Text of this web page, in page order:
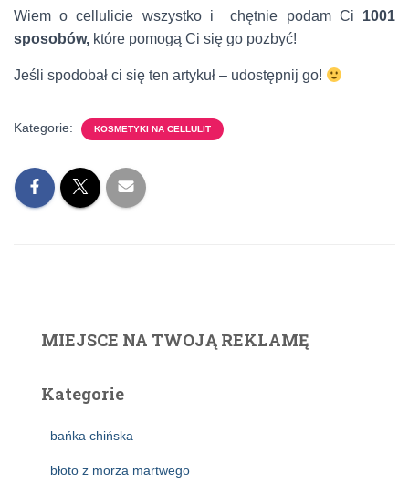
Wiem o cellulicie wszystko i chętnie podam Ci 1001
sposobów, które pomogą Ci się go pozbyć!
Jeśli spodobał ci się ten artykuł – udostępnij go!
Kategorie: KOSMETYKI NA CELLULIT
MIEJSCE NA TWOJĄ REKLAMĘ
Kategorie
bańka chińska
błoto z morza martwego